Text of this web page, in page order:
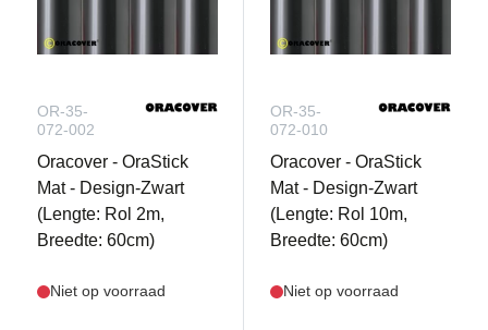
OR-35-
072-002
Oracover - OraStick
Mat - Design-Zwart
(Lengte: Rol 2m,
Breedte: 60cm)
Niet op voorraad
OR-35-
072-010
Oracover - OraStick
Mat - Design-Zwart
(Lengte: Rol 10m,
Breedte: 60cm)
Niet op voorraad